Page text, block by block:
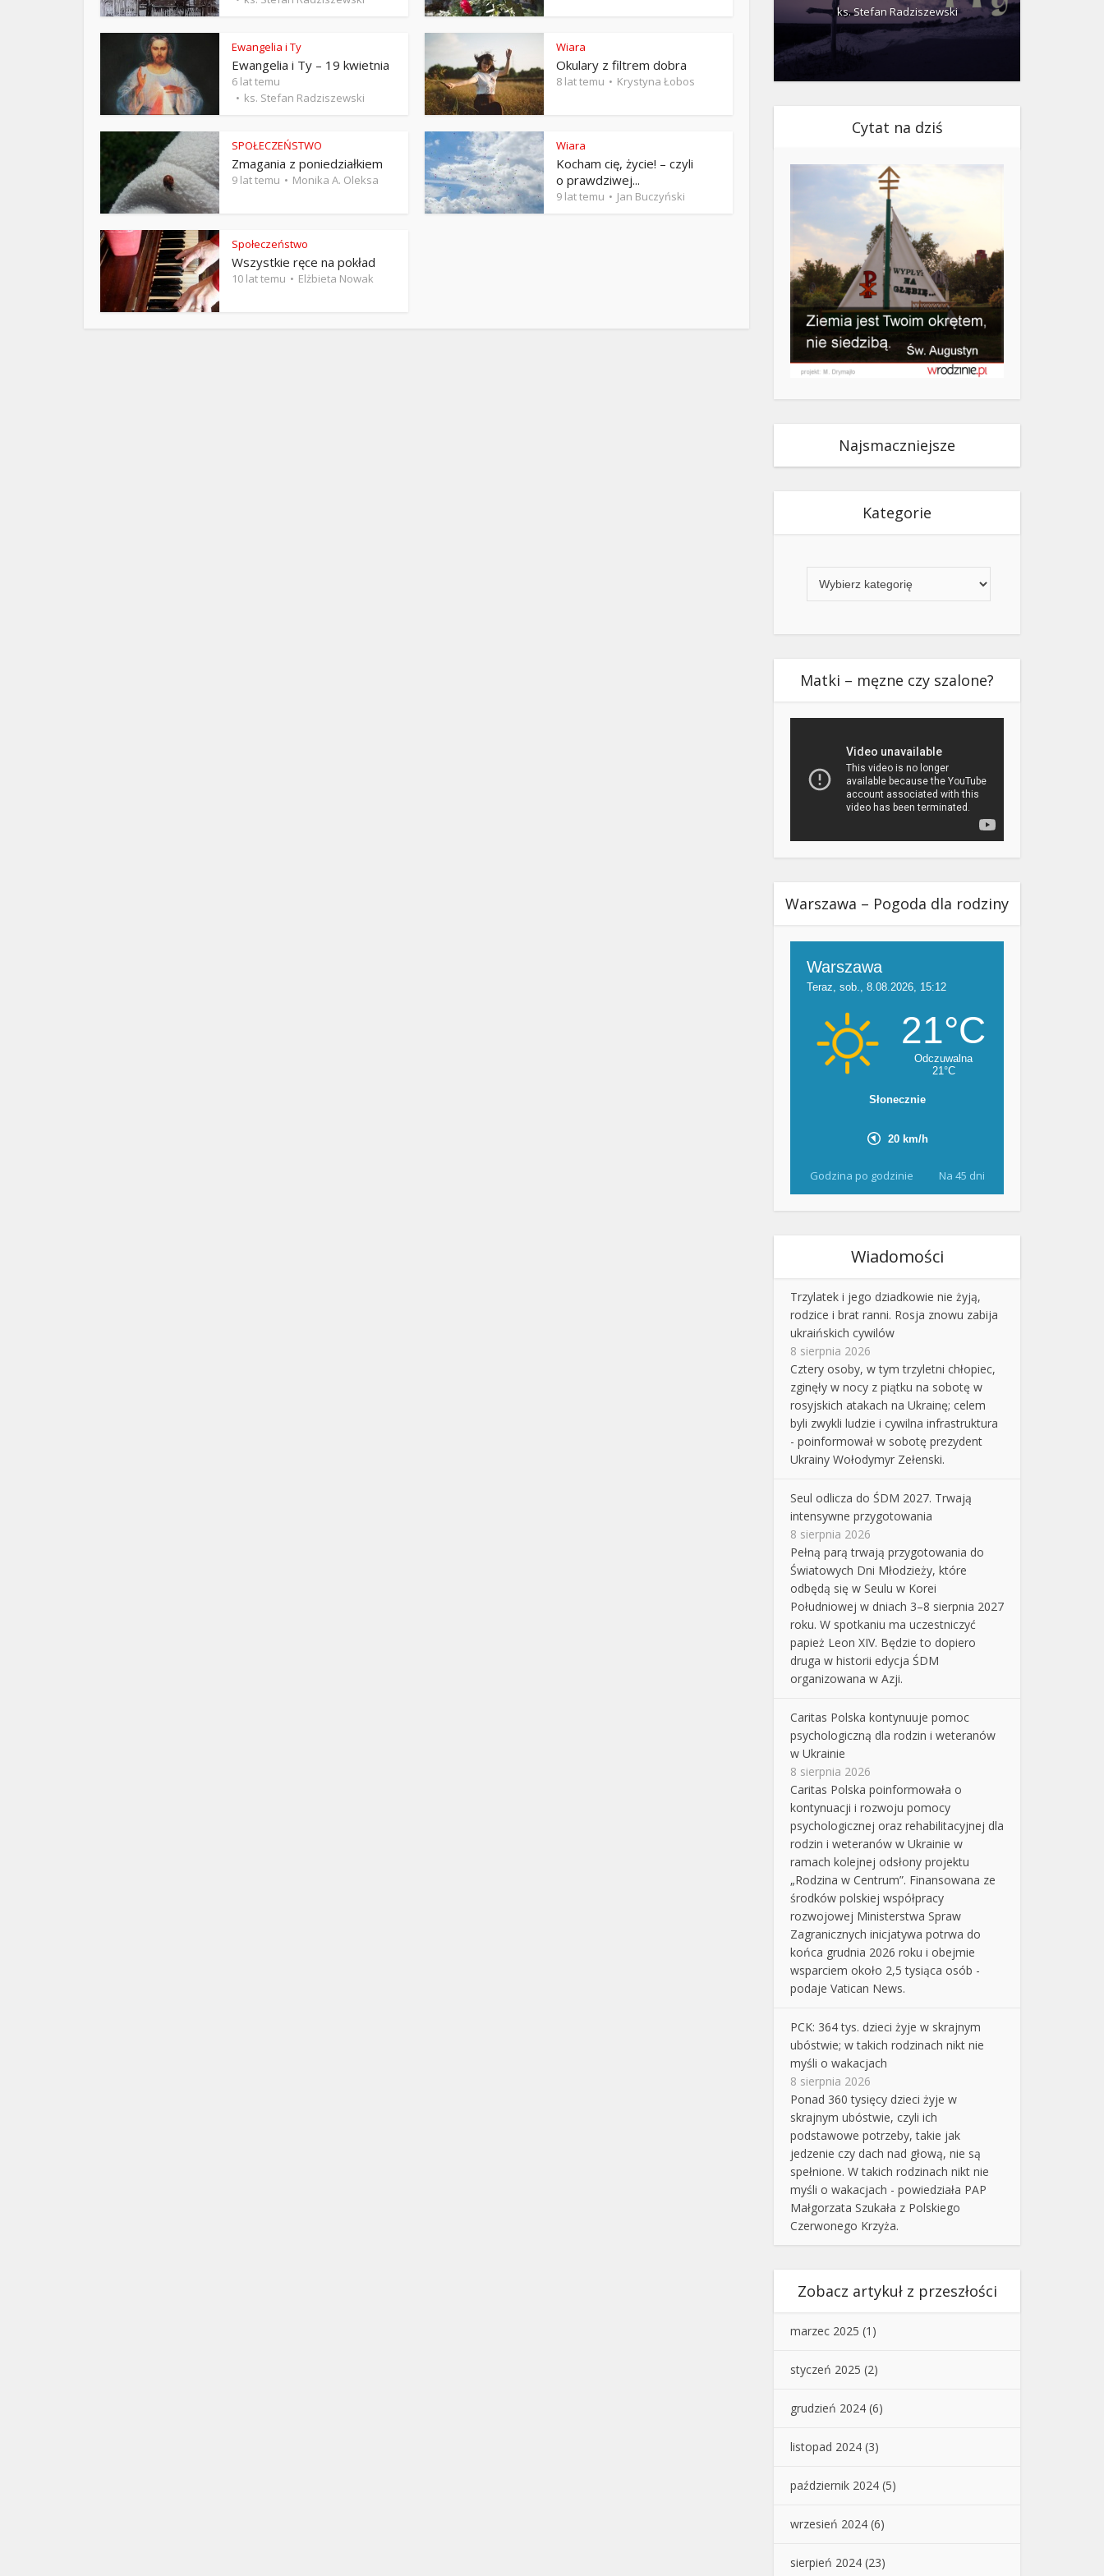
Ewangelia i Ty
Ewangelia i Ty – 19 kwietnia
6 lat temu
ks. Stefan Radziszewski
Wiara
Okulary z filtrem dobra
8 lat temu Krystyna Łobos
SPOŁECZEŃSTWO
Zmagania z poniedziałkiem
9 lat temu Monika A. Oleksa
Wiara
Kocham cię, życie! – czyli
o prawdziwej...
9 lat temu Jan Buczyński
Społeczeństwo
Wszystkie ręce na pokład
10 lat temu Elżbieta Nowak
ks. Stefan Radziszewski ks. Stefan Radziszewski
Cytat na dziś
Najsmaczniejsze
Kategorie
Matki – męzne czy szalone?
Warszawa – Pogoda dla rodziny
Godzina po godzinie Na 45 dni
Wiadomości
Trzylatek i jego dziadkowie nie żyją,
rodzice i brat ranni. Rosja znowu zabija
ukraińskich cywilów
8 sierpnia 2026
Cztery osoby, w tym trzyletni chłopiec,
zginęły w nocy z piątku na sobotę w
rosyjskich atakach na Ukrainę; celem
byli zwykli ludzie i cywilna infrastruktura
- poinformował w sobotę prezydent
Ukrainy Wołodymyr Zełenski.
Seul odlicza do ŚDM 2027. Trwają
intensywne przygotowania
8 sierpnia 2026
Pełną parą trwają przygotowania do
Światowych Dni Młodzieży, które
odbędą się w Seulu w Korei
Południowej w dniach 3–8 sierpnia 2027
roku. W spotkaniu ma uczestniczyć
papież Leon XIV. Będzie to dopiero
druga w historii edycja ŚDM
organizowana w Azji.
Caritas Polska kontynuuje pomoc
psychologiczną dla rodzin i weteranów
w Ukrainie
8 sierpnia 2026
Caritas Polska poinformowała o
kontynuacji i rozwoju pomocy
psychologicznej oraz rehabilitacyjnej dla
rodzin i weteranów w Ukrainie w
ramach kolejnej odsłony projektu
„Rodzina w Centrum”. Finansowana ze
środków polskiej współpracy
rozwojowej Ministerstwa Spraw
Zagranicznych inicjatywa potrwa do
końca grudnia 2026 roku i obejmie
wsparciem około 2,5 tysiąca osób -
podaje Vatican News.
PCK: 364 tys. dzieci żyje w skrajnym
ubóstwie; w takich rodzinach nikt nie
myśli o wakacjach
8 sierpnia 2026
Ponad 360 tysięcy dzieci żyje w
skrajnym ubóstwie, czyli ich
podstawowe potrzeby, takie jak
jedzenie czy dach nad głową, nie są
spełnione. W takich rodzinach nikt nie
myśli o wakacjach - powiedziała PAP
Małgorzata Szukała z Polskiego
Czerwonego Krzyża.
Zobacz artykuł z przeszłości
marzec 2025 (1)
styczeń 2025 (2)
grudzień 2024 (6)
listopad 2024 (3)
październik 2024 (5)
wrzesień 2024 (6)
sierpień 2024 (23)